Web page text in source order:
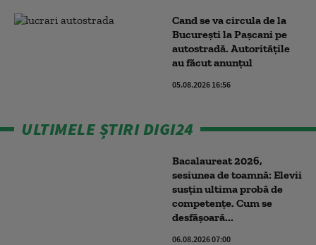
Cand se va circula de la
București la Pașcani pe
autostradă. Autoritățile
au făcut anunțul
05.08.2026 16:56
ULTIMELE ȘTIRI DIGI24
Bacalaureat 2026,
sesiunea de toamnă: Elevii
susțin ultima probă de
competențe. Cum se
desfășoară...
06.08.2026 07:00